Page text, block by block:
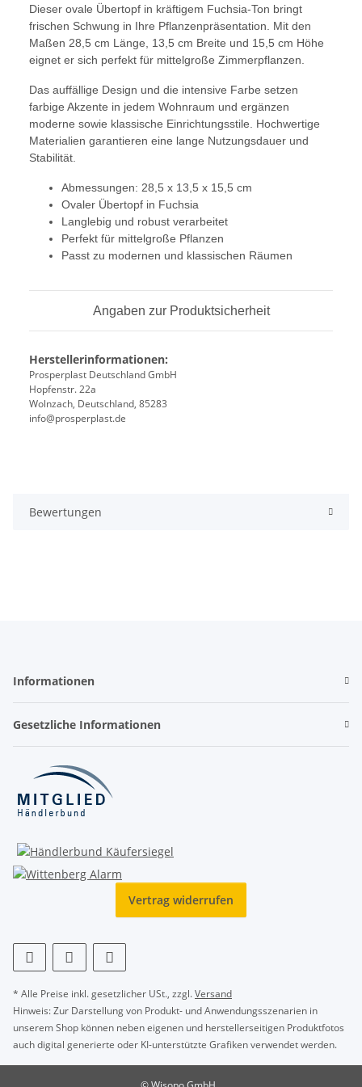
Dieser ovale Übertopf in kräftigem Fuchsia-Ton bringt
frischen Schwung in Ihre Pflanzenpräsentation. Mit den
Maßen 28,5 cm Länge, 13,5 cm Breite und 15,5 cm Höhe
eignet er sich perfekt für mittelgroße Zimmerpflanzen.
Das auffällige Design und die intensive Farbe setzen
farbige Akzente in jedem Wohnraum und ergänzen
moderne sowie klassische Einrichtungsstile. Hochwertige
Materialien garantieren eine lange Nutzungsdauer und
Stabilität.
Abmessungen: 28,5 x 13,5 x 15,5 cm
Ovaler Übertopf in Fuchsia
Langlebig und robust verarbeitet
Perfekt für mittelgroße Pflanzen
Passt zu modernen und klassischen Räumen
Angaben zur Produktsicherheit
Herstellerinformationen:
Prosperplast Deutschland GmbH
Hopfenstr. 22a
Wolnzach, Deutschland, 85283
info@prosperplast.de
Bewertungen
Informationen
Gesetzliche Informationen
Vertrag widerrufen
* Alle Preise inkl. gesetzlicher USt., zzgl.Versand
Hinweis: Zur Darstellung von Produkt- und Anwendungsszenarien in
unserem Shop können neben eigenen und herstellerseitigen Produktfotos
auch digital generierte oder KI-unterstützte Grafiken verwendet werden.